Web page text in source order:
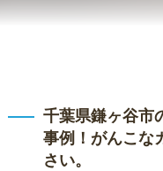
千葉県鎌ヶ谷市
事例！がんこな
さい。